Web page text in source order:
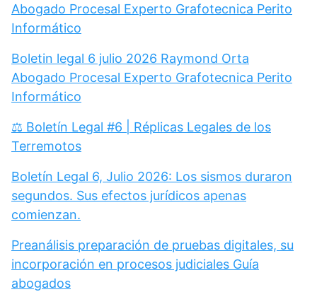
Abogado Procesal Experto Grafotecnica Perito
Informático
Boletin legal 6 julio 2026 Raymond Orta
Abogado Procesal Experto Grafotecnica Perito
Informático
⚖️ Boletín Legal #6 | Réplicas Legales de los
Terremotos
Boletín Legal 6, Julio 2026: Los sismos duraron
segundos. Sus efectos jurídicos apenas
comienzan.
Preanálisis preparación de pruebas digitales, su
incorporación en procesos judiciales Guía
abogados